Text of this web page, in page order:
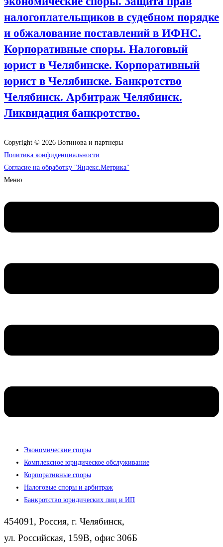
налогоплательщиков в судебном порядке
и обжалование поставлений в ИФНС.
Корпоративные споры. Налоговый
юрист в Челябинске. Корпоративный
юрист в Челябинске. Банкротство
Челябинск. Арбитраж Челябинск.
Ликвидация банкротство.
Copyright © 2026 Вотинова и партнеры
Политика конфиденциальности
Согласие на обработку "Яндекс.Метрика"
Меню
Экономические споры
Комплексное юридическое обслуживание
Корпоративные споры
Налоговые споры и арбитраж
Банкротство юридических лиц и ИП
454091, Россия, г. Челябинск,
ул. Российская, 159В, офис 306Б